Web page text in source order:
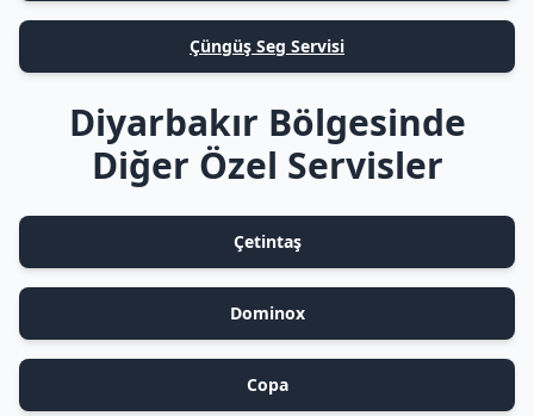
Çüngüş Seg Servisi
Diyarbakır Bölgesinde
Diğer Özel Servisler
Çetintaş
Dominox
Copa